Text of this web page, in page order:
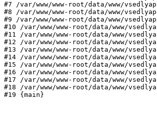
#7 /var/www/www-root/data/www/
#8 /var/www/www-root/data/www/
#9 /var/www/www-root/data/www/
#10 /var/www/www-root/data/www/
#11 /var/www/www-root/data/www/
#12 /var/www/www-root/data/www/
#13 /var/www/www-root/data/www/
#14 /var/www/www-root/data/www/
#15 /var/www/www-root/data/www/
#16 /var/www/www-root/data/www/
#17 /var/www/www-root/data/www/
#18 /var/www/www-root/data/www/
#19 {main}